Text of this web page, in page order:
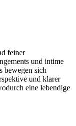
feiner
und intime
bewegen sich
und klarer
eine lebendige